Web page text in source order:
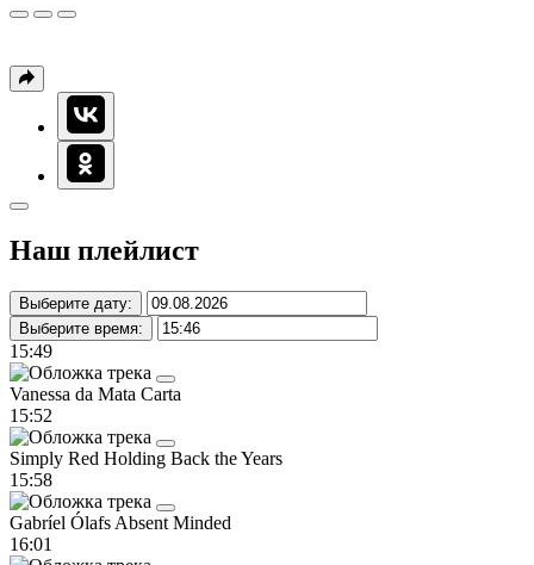
Наш плейлист
Выберите дату:
Выберите время:
15:49
Vanessa da Mata Carta
15:52
Simply Red Holding Back the Years
15:58
Gabríel Ólafs Absent Minded
16:01